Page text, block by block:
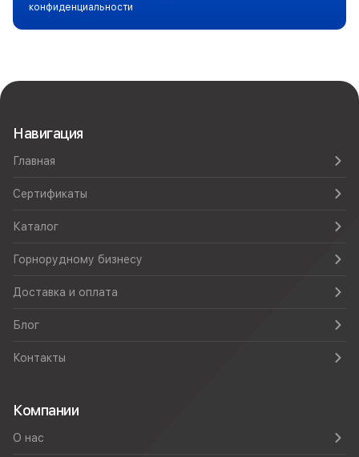
конфиденциальности
Навигация
Главная
Сертификаты
Каталог
Горнорудному бизнесу
Доставка и оплата
Блог
Контакты
Компании
О нас